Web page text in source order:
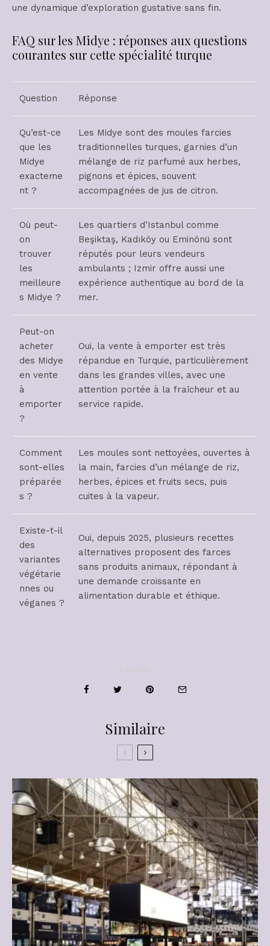
une dynamique d’exploration gustative sans fin.
FAQ sur les Midye : réponses aux questions
courantes sur cette spécialité turque
Question Réponse
Qu’est-ce
que les
Midye
exacteme
nt ?
Les Midye sont des moules farcies
traditionnelles turques, garnies d’un
mélange de riz parfumé aux herbes,
pignons et épices, souvent
accompagnées de jus de citron.
Où peut-
on
trouver
les
meilleure
s Midye ?
Les quartiers d’Istanbul comme
Beşiktaş, Kadıköy ou Eminönü sont
réputés pour leurs vendeurs
ambulants ; Izmir offre aussi une
expérience authentique au bord de la
mer.
Peut-on
acheter
des Midye
en vente
à
emporter
?
Oui, la vente à emporter est très
répandue en Turquie, particulièrement
dans les grandes villes, avec une
attention portée à la fraîcheur et au
service rapide.
Comment
sont-elles
préparée
s ?
Les moules sont nettoyées, ouvertes à
la main, farcies d’un mélange de riz,
herbes, épices et fruits secs, puis
cuites à la vapeur.
Existe-t-il
des
variantes
végétarie
nnes ou
véganes ?
Oui, depuis 2025, plusieurs recettes
alternatives proposent des farces
sans produits animaux, répondant à
une demande croissante en
alimentation durable et éthique.
Similaire